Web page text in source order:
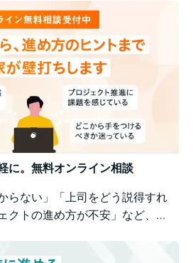
おすすめの実践型セミナーで
に。無料オンライン相談
らない」「上司をどう説得すれ
クトの進め方が不安」など、業